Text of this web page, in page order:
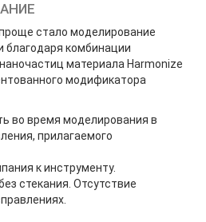
стало моделирование
благодаря комбинации
материала Harmonize
модификатора
во время моделирования в
прилагаемого
к инструменту.
стекания. Отсутствие